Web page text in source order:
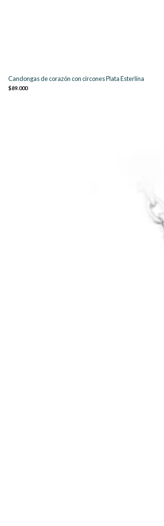
Candongas de corazón con circones Plata Esterlina
$89.000